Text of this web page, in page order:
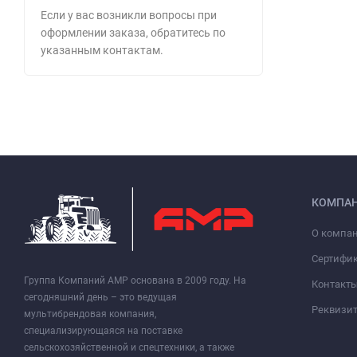
Если у вас возникли вопросы при
оформлении заказа, обратитесь по
указанным контактам.
Группа Компаний АМР основана в 2009 году. На
сегодняшний день – это ведущая
мультибрендовая компания,
специализирующаяся на поставке
сельскохозяйственной и спецтехники, а также
О